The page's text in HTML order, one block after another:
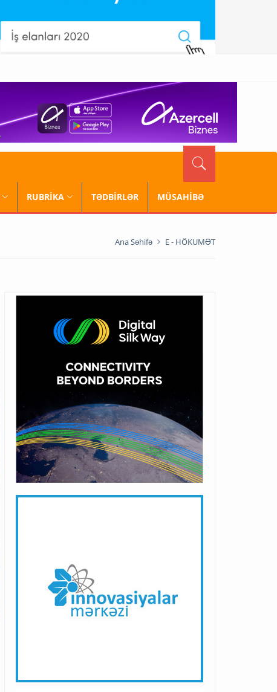
RUBRİKA TƏDBİRLƏR MÜSAHİBƏ
Ana Səhifə E - HÖKUMƏT